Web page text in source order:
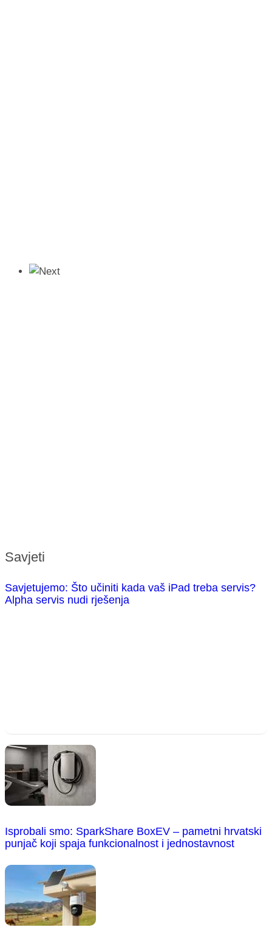
Savjeti
Savjetujemo: Što učiniti kada vaš iPad treba servis?
Alpha servis nudi rješenja
Isprobali smo: SparkShare BoxEV – pametni hrvatski
punjač koji spaja funkcionalnost i jednostavnost